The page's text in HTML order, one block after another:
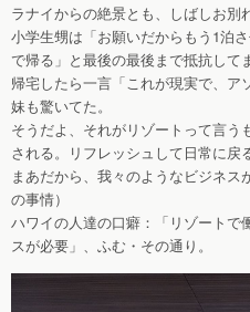
ラナイからの絶景とも、しばしお別れ
小学生甥は「お願いだからもう1泊
で帰る」と最後の最後まで抵抗して
帰宅したら一言「これが現実で、ア
妹も驚いてた。
そうだよ、それがリゾートって言う
される。リフレッシュして日常に戻る
まあだから、我々のようなビジネ
の事情）
ハワイの人達の口癖：「リゾートで
スが必要」、ふむ・その通り。